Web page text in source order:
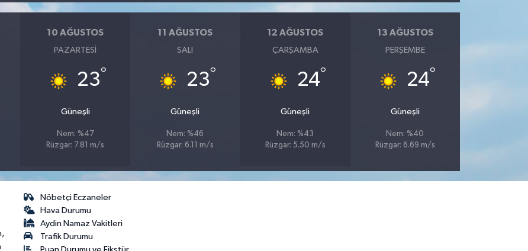
10 AĞUSTOS
PAZARTESI
23°
Güneşli
Nem: %47
Rüzgar: 7.81 m/s
11 AĞUSTOS
SALI
23°
Güneşli
Nem: %46
Rüzgar: 6.11 m/s
12 AĞUSTOS
ÇARŞAMBA
24°
Güneşli
Nem: %43
Rüzgar: 5.50 m/s
13 AĞUSTOS
PERŞEMBE
24°
Güneşli
Nem: %40
Rüzgar: 6.69 m/s
Nöbetçi Eczaneler
Hava Durumu
Aydin Namaz Vakitleri
Trafik Durumu